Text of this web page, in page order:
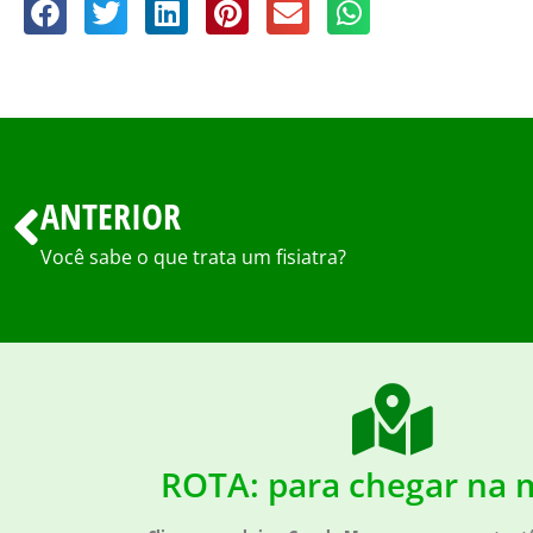
ANTERIOR
Você sabe o que trata um fisiatra?
ROTA: para chegar na